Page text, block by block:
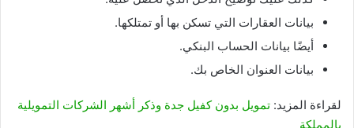
بيانات العقارات التي تسكن بها أو تمتلكها.
أيضًا بيانات الحساب البنكي.
بيانات العنوان الخاص بك.
لقراءة المزيد: تمويل بدون كفيل جدة وذكر أشهر الشركات التمويلية
بالمملكة